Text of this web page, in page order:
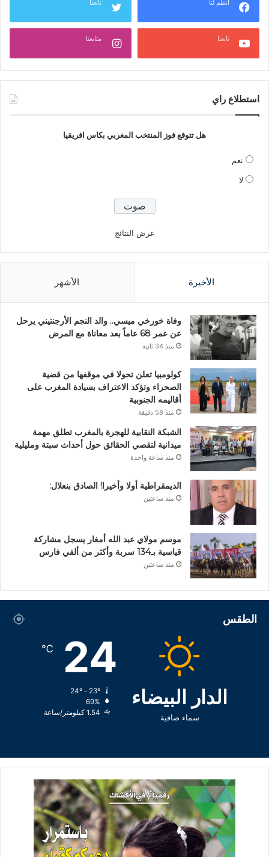
انظم لنا تابعنا
تابعنا متابعنا
استطلاع راي
هل تتوقع فوز المنتخب المغربي بكاس افريقيا
نعم
لا
عرض النتائج
الأخيرة الأشهر
وفاة خورخي ميسي.. والد النجم الأرجنتيني يرحل
عن عمر 68 عاماً بعد معاناة مع المرض
منذ 34 ثانية
كولومبيا تعلن تحولا في موقفها من قضية
الصحراء وتؤكد الاعتراف بسيادة المغرب على
أقاليمه الجنوبية
منذ 58 دقيقة
الشبكة النقابية للهجرة بالمغرب تطلق مهمة
ميدانية لتقصي الحقائق حول أحداث سبتة ومليلية
منذ ساعة واحدة
الديمقراطية أولا وأخيرا! الصادق بنعلال:
منذ ساعتين
موسم مولاي عبد الله أمغار يسجل مشاركة
قياسية بـ134 سربة وأكثر من ألفي فارس
منذ ساعتين
الطقس
الدار البيضاء
سماء صافية
24
℃
69%
1.54 كيلومتر/ساعة